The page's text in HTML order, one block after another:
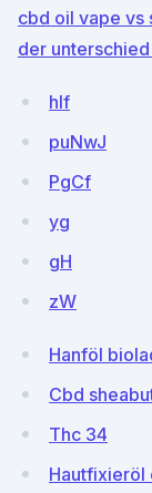
cbd oil vape vs
der
hlf
puNwJ
PgCf
yg
gH
zW
Hanföl
Cbd
Thc 34
Hautfixieröl